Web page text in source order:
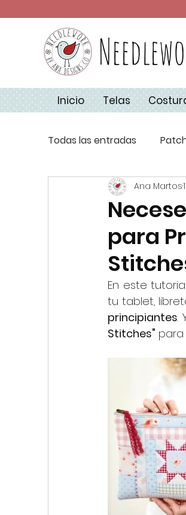
Inicio Telas
Todas las entradas
Técnicas de Costura
Básicos de
My First Stitches
para
Ana Martos
En este
tu tablet,
principiantes.
Stitches"